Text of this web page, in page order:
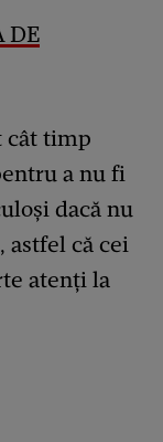
DE
cât timp
a nu fi
dacă nu
astfel că cei
atenți la